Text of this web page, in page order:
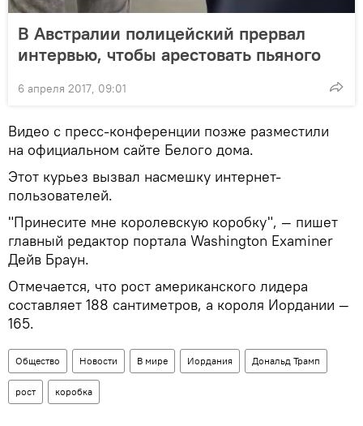
В Австралии полицейский прервал
интервью, чтобы арестовать пьяного
6 апреля 2017, 09:01
Видео с пресс-конференции позже разместили
на официальном сайте Белого дома.
Этот курьез вызвал насмешку интернет-
пользователей.
"Принесите мне королевскую коробку", — пишет
главный редактор портала Washington Examiner
Дейв Браун.
Отмечается, что рост американского лидера
составляет 188 сантиметров, а короля Иордании —
165.
Общество Новости В мире Иордания Дональд Трамп
рост коробка